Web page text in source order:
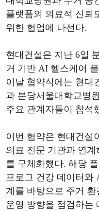
플랫폼의 의료적 신뢰
위한 협업에 나선다.
현대건설은 지난 6일
거 기반 AI 헬스케어
이날 협약식에는 현대
과 분당서울대학교병
주요 관계자들이 참석
이번 협약은 현대건설
의료 전문 기관과 연
를 구체화했다. 해당
프로그 건강 데이터와
계를 바탕으로 주거
운영 방향을 점검하는